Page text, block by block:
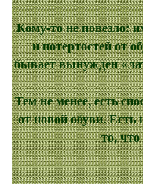
Кому-то не повезло:
и потертостей от
бывает вынужден
Тем не менее, есть
от новой обуви.
то,